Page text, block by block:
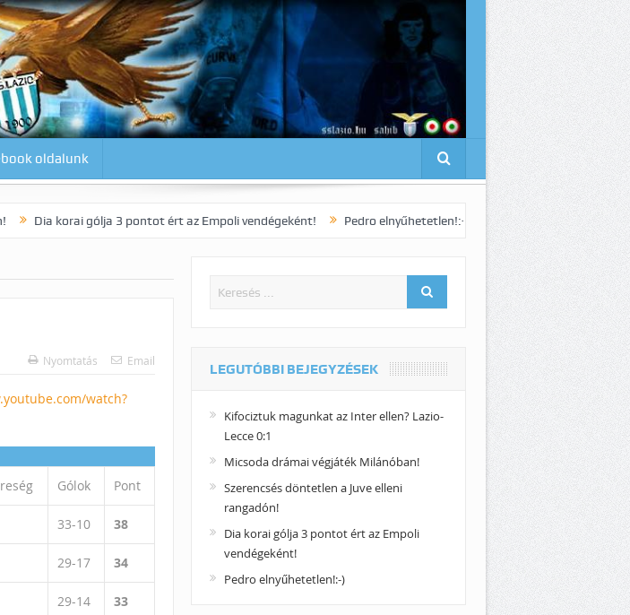
oldalunk
gólja 3 pontot ért az Empoli vendégeként! Pedro elnyűhetetlen!:-) 1-1-s döntetlennel zárult a római
Nyomtatás Email
watch?
Gólok Pont
33-10 38
29-17 34
29-14 33
LEGUTÓBBI BEJEGYZÉSEK
Kifociztuk magunkat az Inter ellen? Lazio-
Lecce 0:1
Micsoda drámai végjáték Milánóban!
Szerencsés döntetlen a Juve elleni
rangadón!
Dia korai gólja 3 pontot ért az Empoli
vendégeként!
Pedro elnyűhetetlen!:-)